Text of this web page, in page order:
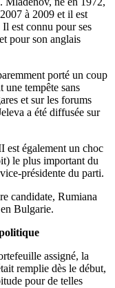
à 2009 et il est
est connu pour ses
pour son anglais
porté un coup
une tempête sans
et sur les forums
a été diffusée sur
est également un choc
le plus important du
présidente du parti.
candidate, Rumiana
Bulgarie.
assigné, la
remplie dès le début,
pour de telles